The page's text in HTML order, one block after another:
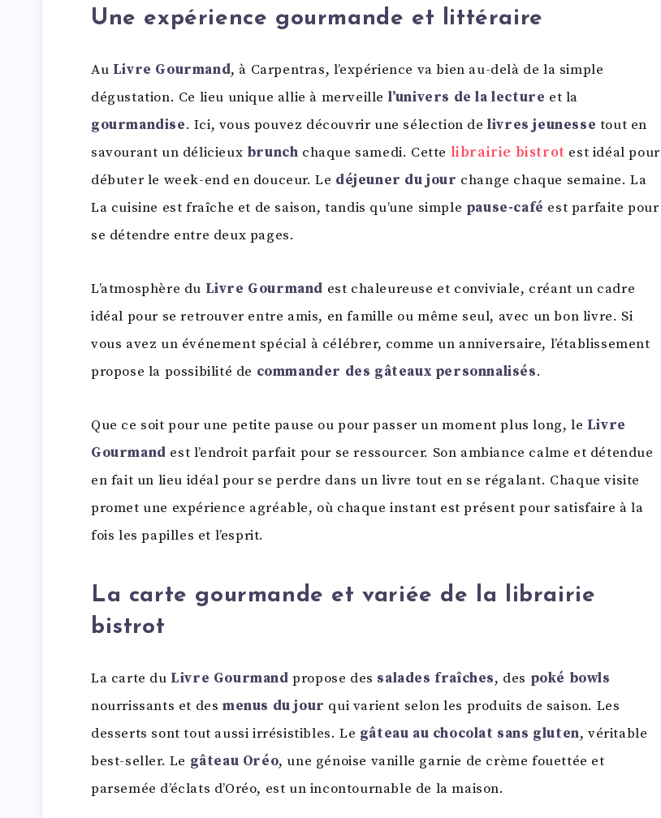
Une expérience gourmande et littéraire
Au Livre Gourmand, à Carpentras, l’expérience va bien au-delà de la simple
dégustation. Ce lieu unique allie à merveille l’univers de la lecture et la
gourmandise. Ici, vous pouvez découvrir une sélection delivres jeunesse tout en
savourant un délicieux brunch chaque samedi. Cette librairie bistrot est idéal pour
débuter le week-end en douceur. Le déjeuner du jour change chaque semaine. La
La cuisine est fraîche et de saison, tandis qu’une simple pause-café est parfaite pour
se détendre entre deux pages.
L’atmosphère du Livre Gourmand est chaleureuse et conviviale, créant un cadre
idéal pour se retrouver entre amis, en famille ou même seul, avec un bon livre. Si
vous avez un événement spécial à célébrer, comme un anniversaire, l’établissement
propose la possibilité de commander des gâteaux personnalisés.
Que ce soit pour une petite pause ou pour passer un moment plus long, le Livre
Gourmand est l’endroit parfait pour se ressourcer. Son ambiance calme et détendue
en fait un lieu idéal pour se perdre dans un livre tout en se régalant. Chaque visite
promet une expérience agréable, où chaque instant est présent pour satisfaire à la
fois les papilles et l’esprit.
La carte gourmande et variée de la librairie
bistrot
La carte du Livre Gourmand propose des salades fraîches, des poké bowls
nourrissants et desmenus du jour qui varient selon les produits de saison. Les
desserts sont tout aussi irrésistibles. Le gâteau au chocolat sans gluten, véritable
best-seller. Le gâteau Oréo, une génoise vanille garnie de crème fouettée et
parsemée d’éclats d’Oréo, est un incontournable de la maison.